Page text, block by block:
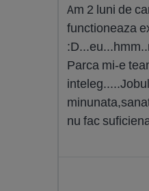
Am 2 luni de
functioneaza
Parca mi-e
nu fac